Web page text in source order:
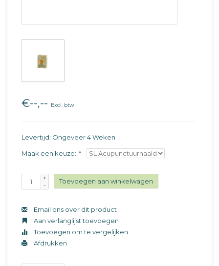
€--,-- Excl. btw
Levertijd: Ongeveer 4 Weken
Maak een keuze: *
+
-
Toevoegen aan winkelwagen
Email ons over dit product
Aan verlanglijst toevoegen
Toevoegen om te vergelijken
Afdrukken